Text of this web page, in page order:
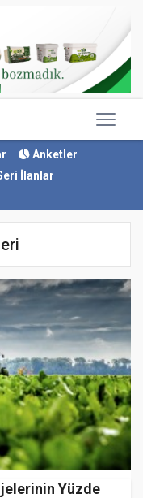
Anketler
İlanlar
Yüzde